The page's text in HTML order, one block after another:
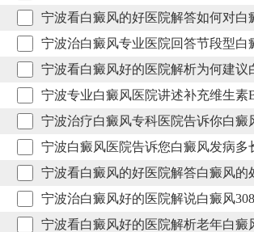
宁波看白癜风的好医院解答如何对白
宁波治白癜风专业医院回答节段型白
宁波看白癜风好的医院解析为何建议
宁波专业白癜风医院讲述补充维生素
宁波治疗白癜风专科医院告诉你白癜
宁波白癜风医院告诉您白癜风发病多
宁波看白癜风的好医院解答白癜风的
宁波治白癜风好的医院解说白癜风
宁波看白癜风好的医院解析老年白癜